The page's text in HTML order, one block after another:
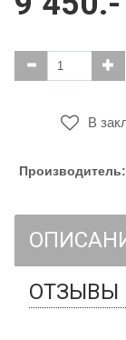
В
Производитель:
ОТЗЫВЫ